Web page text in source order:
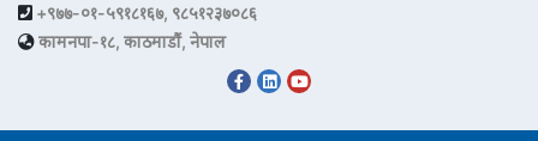
+९७७-०१-५९१८१६७, ९८५१२३७०८६
कामनपा-१८, काठमाडौं, नेपाल